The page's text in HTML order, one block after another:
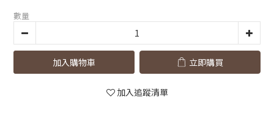
數量
加入購物車 立即購買
加入追蹤清單